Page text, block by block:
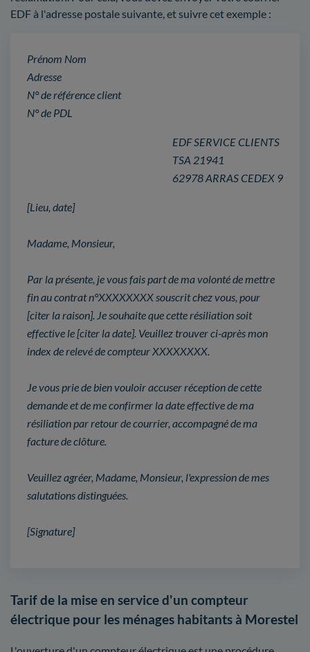
EDF à l'adresse postale suivante, et suivre cet exemple :
Prénom Nom
Adresse
N° de référence client
N° de PDL
EDF SERVICE CLIENTS
TSA 21941
62978 ARRAS CEDEX 9
[Lieu, date]
Madame, Monsieur,
Par la présente, je vous fais part de ma volonté de mettre
fin au contrat n°XXXXXXXX souscrit chez vous, pour
[citer la raison]. Je souhaite que cette résiliation soit
effective le [citer la date]. Veuillez trouver ci-après mon
index de relevé de compteur XXXXXXXX.
Je vous prie de bien vouloir accuser réception de cette
demande et de me confirmer la date effective de ma
résiliation par retour de courrier, accompagné de ma
facture de clôture.
Veuillez agréer, Madame, Monsieur, l'expression de mes
salutations distinguées.
[Signature]
Tarif de la mise en service d'un compteur
électrique pour les ménages habitants à Morestel